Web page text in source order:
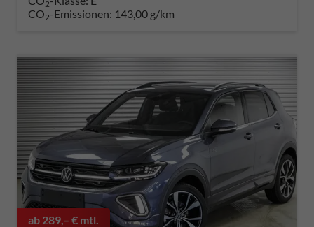
2
CO2-Emissionen: 143,00 g/km
ab 289,– € mtl.